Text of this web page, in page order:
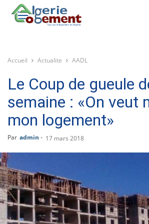
Accueil Actualite AADL
Le Coup de gueule
semaine : «On veut
mon logement»
Par admin - 17 mars 2018